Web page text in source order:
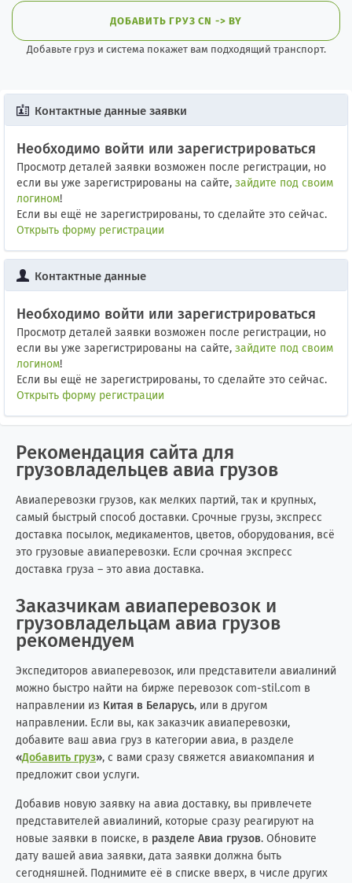
ДОБАВИТЬ ГРУЗ CN -> BY
Добавьте груз и система покажет вам подходящий транспорт.
Контактные данные заявки
Необходимо войти или зарегистрироваться
Просмотр деталей заявки возможен после регистрации, но
если вы уже зарегистрированы на сайте, зайдите под своим
логином!
Если вы ещё не зарегистрированы, то сделайте это сейчас.
Открыть форму регистрации
Контактные данные
Необходимо войти или зарегистрироваться
Просмотр деталей заявки возможен после регистрации, но
если вы уже зарегистрированы на сайте, зайдите под своим
логином!
Если вы ещё не зарегистрированы, то сделайте это сейчас.
Открыть форму регистрации
Рекомендация сайта для
грузовладельцев авиа грузов
Авиаперевозки грузов, как мелких партий, так и крупных,
самый быстрый способ доставки. Срочные грузы, экспресс
доставка посылок, медикаментов, цветов, оборудования, всё
это грузовые авиаперевозки. Если срочная экспресс
доставка груза – это авиа доставка.
Заказчикам авиаперевозок и
грузовладельцам авиа грузов
рекомендуем
Экспедиторов авиаперевозок, или представители авиалиний
можно быстро найти на бирже перевозок com-stil.com в
направлении из Китая в Беларусь, или в другом
направлении. Если вы, как заказчик авиаперевозки,
добавите ваш авиа груз в категории авиа, в разделе
«Добавить груз», с вами сразу свяжется авиакомпания и
предложит свои услуги.
Добавив новую заявку на авиа доставку, вы привлечете
представителей авиалиний, которые сразу реагируют на
новые заявки в поиске, в разделе Авиа грузов. Обновите
дату вашей авиа заявки, дата заявки должна быть
сегодняшней. Поднимите её в списке вверх, в числе других